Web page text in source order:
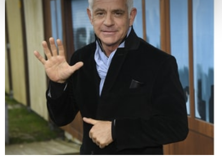
bestimmten Merkmalen (Fingerprinting) identifizieren
Erfahren Sie mehr darüber, wie Ihre persönlichen Daten
verarbeitet werden, und legen Sie Ihre Präferenzen im
Abschnitt Einzelheitenfest.
Wir verwenden Cookies, um Inhalte und Anzeigen zu
personalisieren, Funktionen für soziale Medien anbieten
zu können und die Zugriffe auf unsere Website zu
analysieren. Außerdem geben wir Informationen zu Ihrer
Verwendung unserer Website an unsere Partner für
soziale Medien, Werbung und Analysen weiter. Unsere
Partner führen diese Informationen möglicherweise mit
weiteren Daten zusammen, die Sie ihnen bereitgestellt